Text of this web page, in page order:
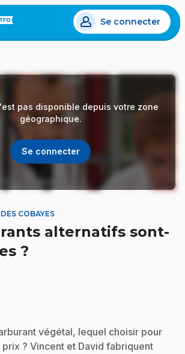
Se connecter
pas disponible depuis votre zone
géographique.
Se connecter
COBAYES
alternatifs sont-
?
végétal, lequel choisir pour
? Vincent et David fabriquent